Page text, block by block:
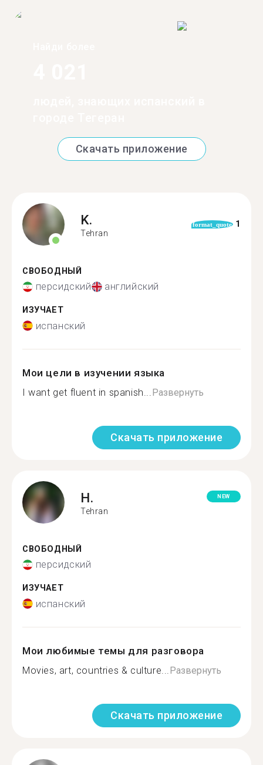
Скачать приложение
K.
Tehran
format_quote 1
СВОБОДНЫЙ
персидский английский
ИЗУЧАЕТ
испанский
Мои цели в изучении языка
I want get fluent in spanish... Развернуть
Скачать приложение
H.
Tehran
NEW
СВОБОДНЫЙ
персидский
ИЗУЧАЕТ
испанский
Мои любимые темы для разговора
Movies, art, countries & culture... Развернуть
Скачать приложение